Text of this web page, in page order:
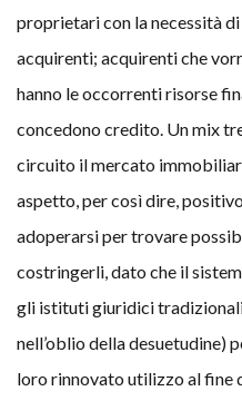
proprietari con la necessità
acquirenti; acquirenti che
hanno le occorrenti risorse
concedono credito. Un mix
circuito il mercato
aspetto, per così dire,
adoperarsi per trovare
costringerli, dato che il
gli istituti giuridici
nell’oblio della desuetudine)
loro rinnovato utilizzo al fine